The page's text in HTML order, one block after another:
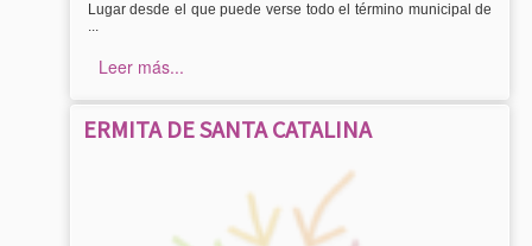
Lugar desde el que puede verse todo el término municipal de
...
Leer más...
ERMITA DE SANTA CATALINA